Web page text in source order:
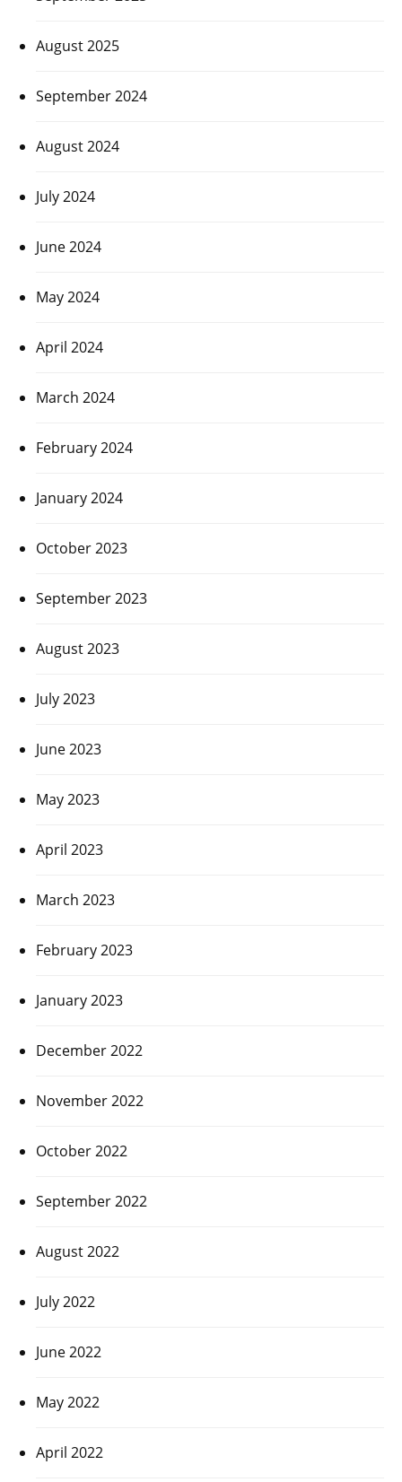
August 2025
September 2024
August 2024
July 2024
June 2024
May 2024
April 2024
March 2024
February 2024
January 2024
October 2023
September 2023
August 2023
July 2023
June 2023
May 2023
April 2023
March 2023
February 2023
January 2023
December 2022
November 2022
October 2022
September 2022
August 2022
July 2022
June 2022
May 2022
April 2022